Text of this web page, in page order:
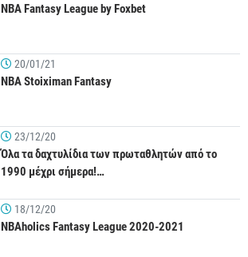
NBA Fantasy League by Foxbet
20/01/21
NBA Stoiximan Fantasy
23/12/20
Όλα τα δαχτυλίδια των πρωταθλητών από το
1990 μέχρι σήμερα!…
18/12/20
NBAholics Fantasy League 2020-2021